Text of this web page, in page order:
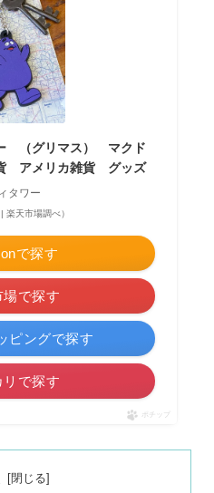
（グリマス） マクド
アメリカ雑貨 グッズ
タワー
楽天市場調べ）
で探す
場で探す
ピングで探す
リで探す
ポチップ